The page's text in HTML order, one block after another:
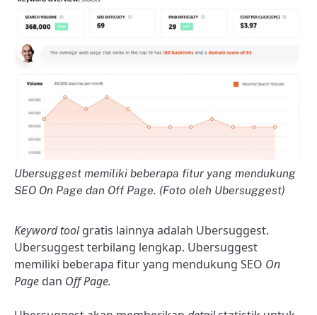
Ubersuggest memiliki beberapa fitur yang mendukung
SEO On Page dan Off Page. (Foto oleh Ubersuggest)
Keyword toolgratis lainnya adalah Ubersuggest.
Ubersuggest terbilang lengkap. Ubersuggest
memiliki beberapa fitur yang mendukung SEO On
Page dan Off Page.